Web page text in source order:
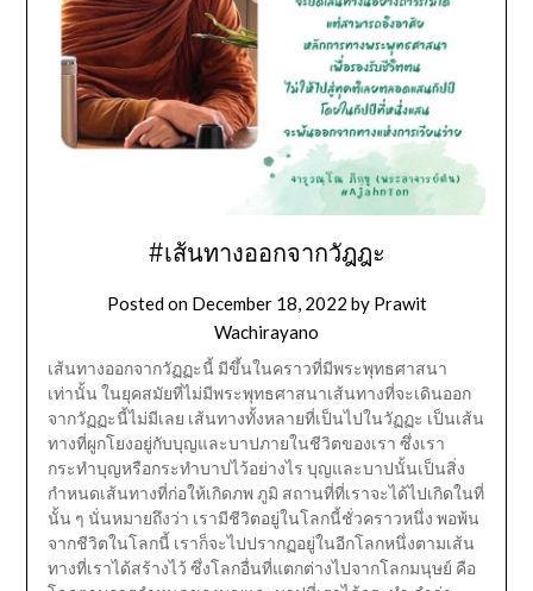
#เส้นทางออกจากวัฎฎะ
Posted on December 18, 2022 by Prawit
Wachirayano
เส้นทางออกจากวัฏฏะนี้ มีขึ้นในคราวที่มีพระพุทธศาสนา
เท่านั้น ในยุคสมัยที่ไม่มีพระพุทธศาสนาเส้นทางที่จะเดินออก
จากวัฏฏะนี้ไม่มีเลย เส้นทางทั้งหลายที่เป็นไปในวัฏฏะ เป็นเส้น
ทางที่ผูกโยงอยู่กับบุญและบาปภายในชีวิตของเรา ซึ่งเรา
กระทำบุญหรือกระทำบาปไว้อย่างไร บุญและบาปนั้นเป็นสิ่ง
กำหนดเส้นทางที่ก่อให้เกิดภพ ภูมิ สถานที่ที่เราจะได้ไปเกิดในที่
นั้น ๆ นั่นหมายถึงว่า เรามีชีวิตอยู่ในโลกนี้ชั่วคราวหนึ่ง พอพ้น
จากชีวิตในโลกนี้ เราก็จะไปปรากฏอยู่ในอีกโลกหนึ่งตามเส้น
ทางที่เราได้สร้างไว้ ซึ่งโลกอื่นที่แตกต่างไปจากโลกมนุษย์ คือ